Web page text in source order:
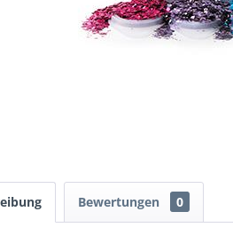
Bewertungen 0